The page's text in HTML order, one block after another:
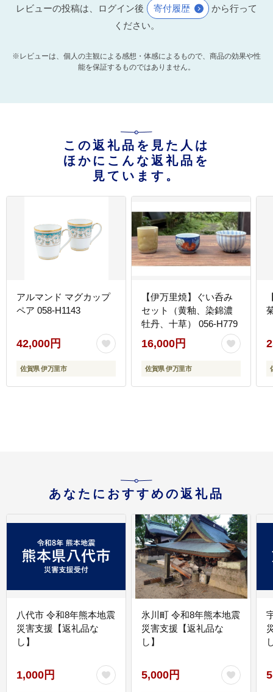
レビューの投稿は、ログイン後 寄付履歴
から行って
ください。
※レビューは、個人の主観による感想・体感によるもので、商品の効果や性
能を保証するものではありません。
この返礼品を見た人は
ほかにこんな返礼品を
見ています。
アルマンド マグカップ
ペア 058-H1143
42,000円
佐賀県 伊万里市
【伊万里焼】ぐい呑み
セット（黄釉、染錦濃
牡丹、十草） 056-H779
16,000円
佐賀県 伊万里市
あなたにおすすめの返礼品
八代市 令和8年熊本地震
災害支援【返礼品な
し】
1,000円
氷川町 令和8年熊本地震
災害支援【返礼品な
し】
5,000円